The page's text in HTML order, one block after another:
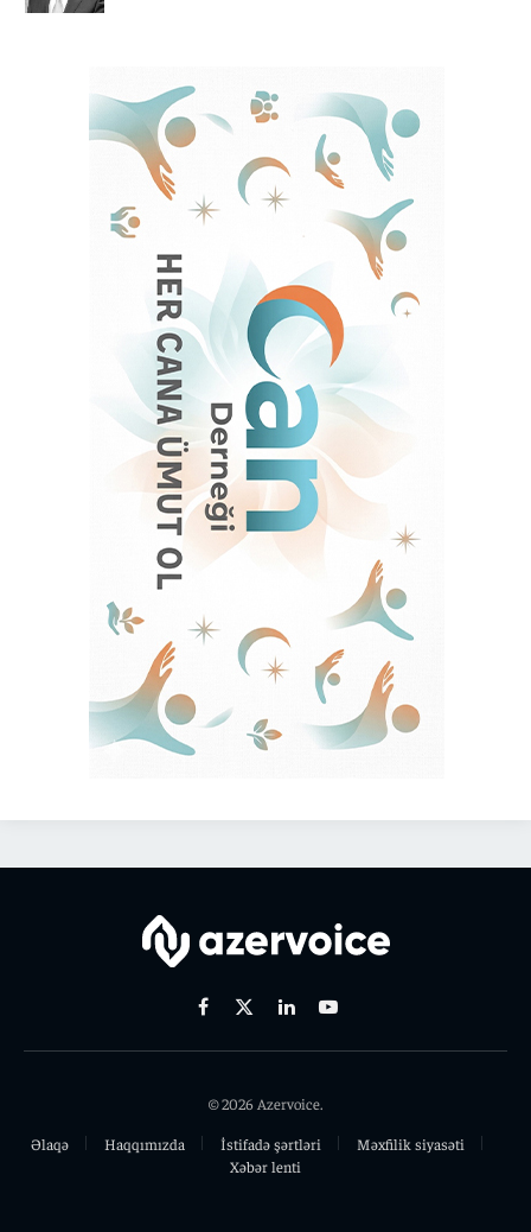
Facebook
X
LinkedinYoutube
© 2026 Azervoice.
Əlaqə
Haqqımızda İstifadə şərtləri
Məxfilik siyasəti
Xəbər lenti